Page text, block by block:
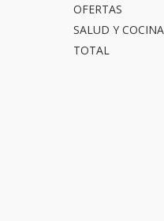
OFERTAS
SALUD Y COCINA
TOTAL